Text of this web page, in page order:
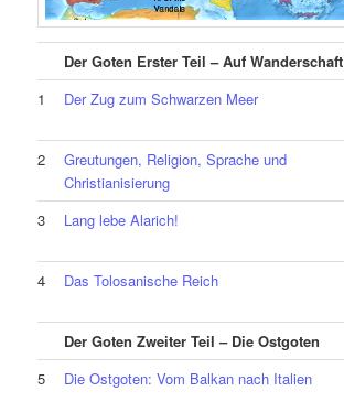
Der Goten Erster Teil – Auf Wanderschaft
1
Der Zug zum Schwarzen Meer
2
Greutungen, Religion, Sprache und
Christianisierung
3
Lang lebe Alarich!
4
Das Tolosanische Reich
Der Goten Zweiter Teil – Die Ostgoten
5
Die Ostgoten: Vom Balkan nach Italien